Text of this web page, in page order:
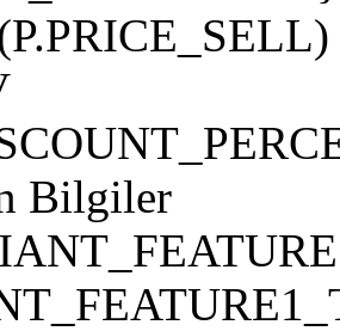
Bilgiler